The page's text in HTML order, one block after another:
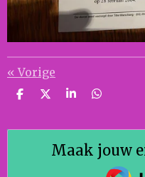
«Vorige
D
e
D
l
S
r
D
e
n
Maak jouw